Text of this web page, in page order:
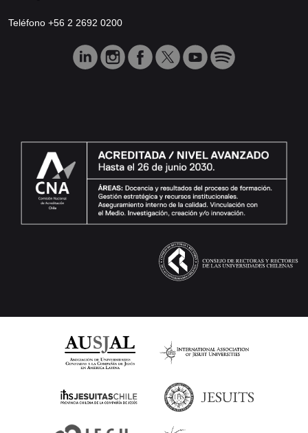
Teléfono +56 2 2692 0200